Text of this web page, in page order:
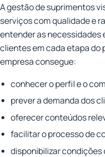
A gestão de suprimentos
serviços com qualidade e
entender as necessidades
clientes em cada etapa do
empresa consegue:
conhecer o perfil e o
prever a demanda dos
oferecer conteúdos
facilitar o processo de
disponibilizar